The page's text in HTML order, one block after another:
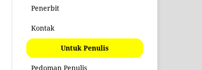
Penerbit
Kontak
Untuk Penulis
Pedoman Penulis